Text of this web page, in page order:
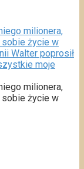
milionera,
sobie życie w
Walter poprosił
moje
milionera,
sobie życie w